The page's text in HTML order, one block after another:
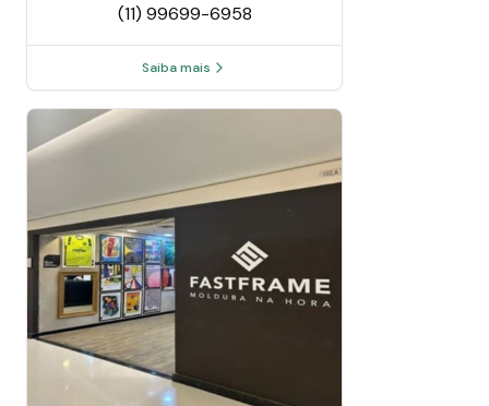
(11) 99699-6958
Saiba mais